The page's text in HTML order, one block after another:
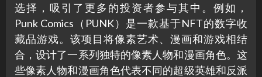
选择，吸引了更多的投资者参与其中。例如，
Punk Comics（PUNK）是一款基于NFT的数字收
藏品游戏。该项目将像素艺术、漫画和游戏相结
合，设计了一系列独特的像素人物和漫画角色。这
些像素人物和漫画角色代表不同的超级英雄和反派